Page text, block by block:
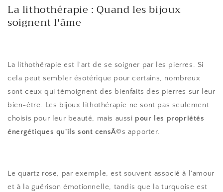
La lithothérapie : Quand les bijoux
soignent l'âme
La lithothérapie est l'art de se soigner par les pierres. Si
cela peut sembler ésotérique pour certains, nombreux
sont ceux qui témoignent des bienfaits des pierres sur leur
bien-être. Les bijoux lithothérapie ne sont pas seulement
choisis pour leur beauté, mais aussi pour les propriétés
énergétiques qu'ils sont censÃ©s apporter.
Le quartz rose, par exemple, est souvent associé à l'amour
et à la guérison émotionnelle, tandis que la turquoise est